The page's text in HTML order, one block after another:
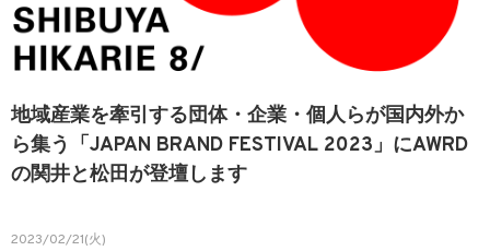
地域産業を牽引する団体・企業・個人らが国内外か
ら集う「JAPAN BRAND FESTIVAL 2023」にAWRD
の関井と松田が登壇します
2023/02/21(火)